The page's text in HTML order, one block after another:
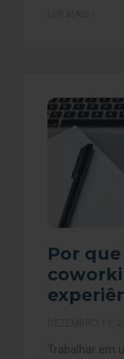
Por
Trabalhar em